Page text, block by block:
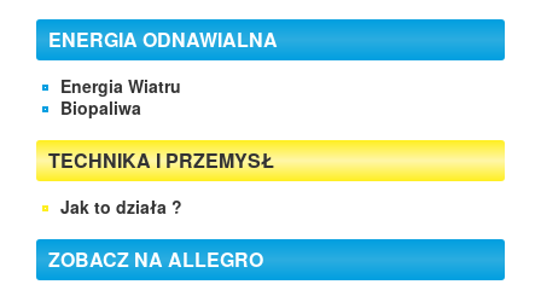
ENERGIA ODNAWIALNA
Energia Wiatru
Biopaliwa
TECHNIKA I PRZEMYSŁ
Jak to działa ?
ZOBACZ NA ALLEGRO